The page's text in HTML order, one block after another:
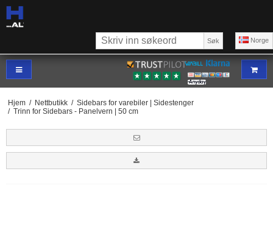
Norge
Søk
Hjem / Nettbutikk / Sidebars for varebiler | Sidestenger
/ Trinn for Sidebars - Panelvern | 50 cm